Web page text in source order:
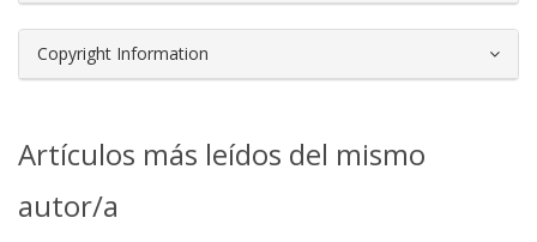
Copyright Information
Artículos más leídos del mismo
autor/a